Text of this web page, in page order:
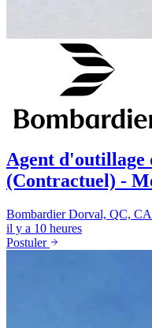
Agent d'outillage
(Contractuel) -
Bombardier Dorval, QC,
il y a 10 heures
Postuler